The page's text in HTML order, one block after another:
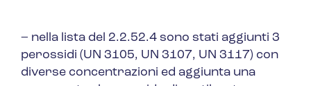
– nella lista del 2.2.52.4 sono stati aggiunti 3
perossidi (UN 3105, UN 3107, UN 3117) con
diverse concentrazioni ed aggiunta una